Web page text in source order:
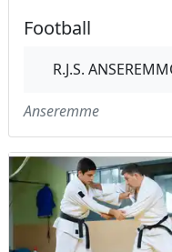
Football
R.J.S.
Anseremme